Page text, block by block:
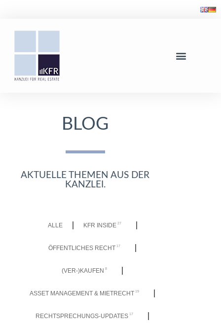
BLOG
AKTUELLE THEMEN AUS DER
KANZLEI.
ALLE KFR INSIDE 27
ÖFFENTLICHES RECHT 17
(VER-)KAUFEN 8
ASSET MANAGEMENT & MIETRECHT 19
RECHTSPRECHUNGS-UPDATES 17